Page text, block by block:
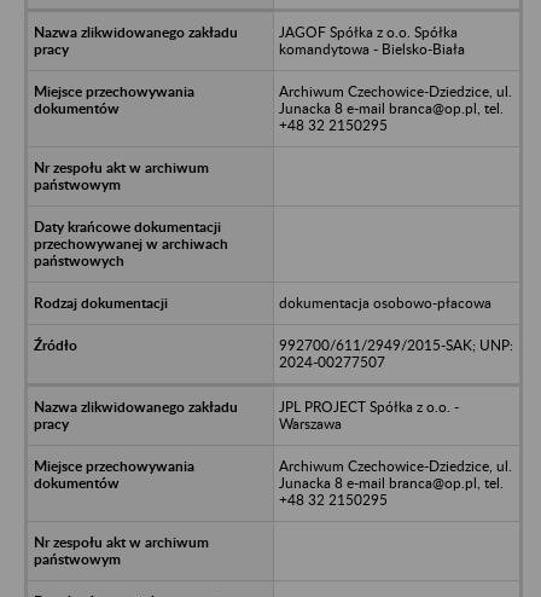
JAGOF Spółka z o.o. Spółka
komandytowa - Bielsko-Biała
Archiwum Czechowice-Dziedzice, ul.
Junacka 8 e-mail branca@op.pl, tel.
+48 32 2150295
dokumentacja osobowo-płacowa
992700/611/2949/2015-SAK; UNP:
2024-00277507
JPL PROJECT Spółka z o.o. -
Warszawa
Archiwum Czechowice-Dziedzice, ul.
Junacka 8 e-mail branca@op.pl, tel.
+48 32 2150295